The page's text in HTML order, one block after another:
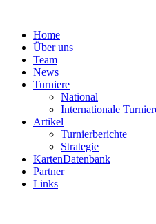
Home
Über uns
Team
News
Turniere
National
Internationale
Artikel
Turnierberichte
Strategie
KartenDatenbank
Partner
Links